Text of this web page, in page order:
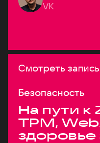
VK
Смотреть запись
Безопасность
На пути к
TPM,
здоровье